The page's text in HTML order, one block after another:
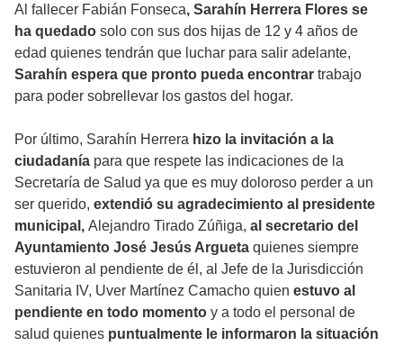
Al fallecer Fabián Fonseca, Sarahín Herrera Flores se
ha quedado solo con sus dos hijas de 12 y 4 años de
edad quienes tendrán que luchar para salir adelante,
Sarahín espera que pronto pueda encontrar trabajo
para poder sobrellevar los gastos del hogar.
Por último, Sarahín Herrera hizo la invitación a la
ciudadanía para que respete las indicaciones de la
Secretaría de Salud ya que es muy doloroso perder a un
ser querido, extendió su agradecimiento al presidente
municipal, Alejandro Tirado Zúñiga, al secretario del
Ayuntamiento José Jesús Argueta quienes siempre
estuvieron al pendiente de él, al Jefe de la Jurisdicción
Sanitaria IV, Uver Martínez Camacho quien estuvo al
pendiente en todo momento y a todo el personal de
salud quienes puntualmente le informaron la situación